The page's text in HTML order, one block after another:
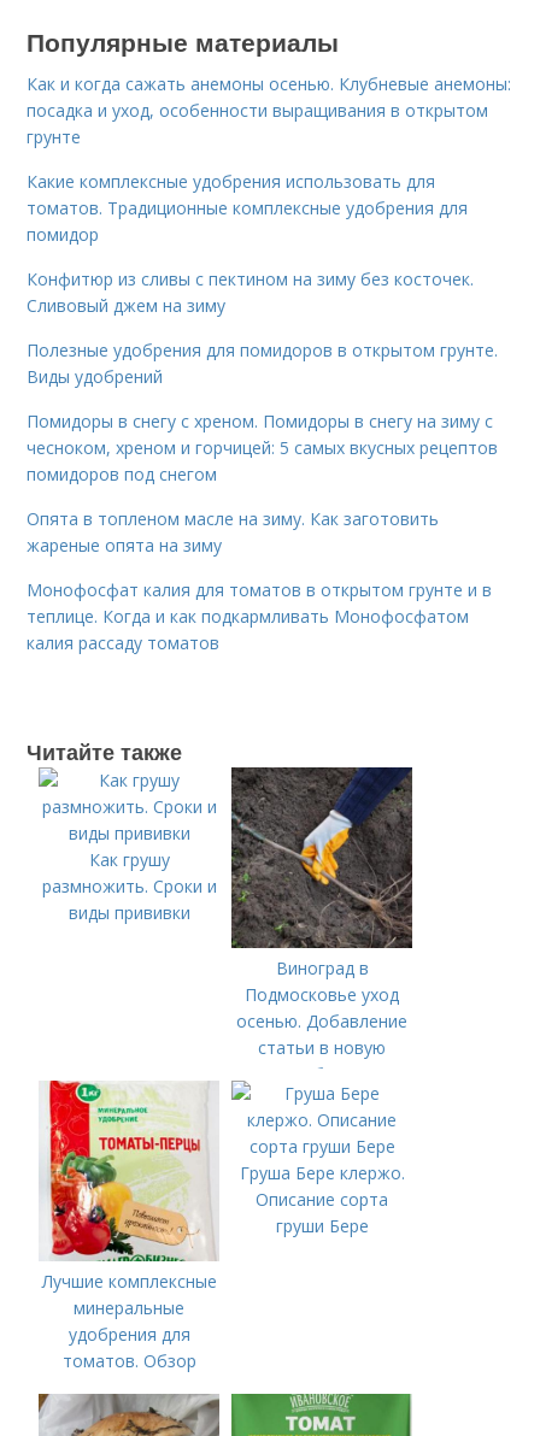
Популярные материалы
Как и когда сажать анемоны осенью. Клубневые анемоны:
посадка и уход, особенности выращивания в открытом
грунте
Какие комплексные удобрения использовать для
томатов. Традиционные комплексные удобрения для
помидор
Конфитюр из сливы с пектином на зиму без косточек.
Сливовый джем на зиму
Полезные удобрения для помидоров в открытом грунте.
Виды удобрений
Помидоры в снегу с хреном. Помидоры в снегу на зиму с
чесноком, хреном и горчицей: 5 самых вкусных рецептов
помидоров под снегом
Опята в топленом масле на зиму. Как заготовить
жареные опята на зиму
Монофосфат калия для томатов в открытом грунте и в
теплице. Когда и как подкармливать Монофосфатом
калия рассаду томатов
Читайте также
Как грушу
размножить. Сроки и
виды прививки
Виноград в
Подмосковье уход
осенью. Добавление
статьи в новую
подборку
Лучшие комплексные
минеральные
удобрения для
томатов. Обзор
удобрений для
Груша Бере клержо.
Описание сорта
груши Бере